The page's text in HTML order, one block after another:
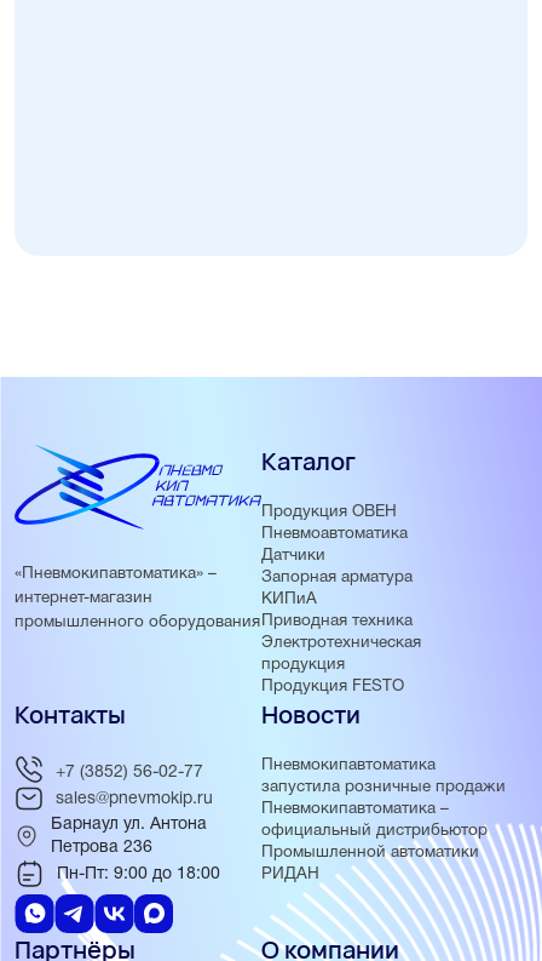
«Пневмокипавтоматика» –
интернет-магазин
промышленного оборудования
Каталог
Продукция ОВЕН
Пневмоавтоматика
Датчики
Запорная арматура
КИПиА
Приводная техника
Электротехническая
продукция
Продукция FESTO
Новости
Пневмокипавтоматика
запустила розничные продажи
Пневмокипавтоматика –
официальный дистрибьютор
Промышленной автоматики
РИДАН
Партнёры О компании
Контакты
+7 (3852) 56-02-77
sales@pnevmokip.ru
Барнаул ул. Антона
Петрова 236
Пн-Пт: 9:00 до 18:00